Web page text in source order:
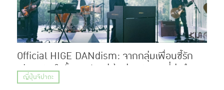
Official HIGE DANdism: จากกลุ่มเพื่อนซี้รัก
เสียงเพลงในรั้วมหาลัย สู่เจ้าพ่อเพลงฮิตที่มุ่งทำตาม
ฝันจนสำเร็จ
ญี่ปุ่นจิปาถะ